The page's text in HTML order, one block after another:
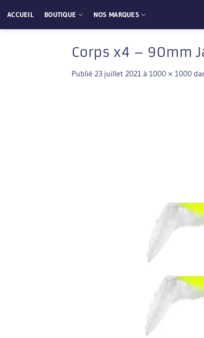
au
contenu
ACCUEIL BOUTIQUE NOS MARQUES
Corps x4 – 90mm
Publié 23 juillet 2021 à 1000 × 1000